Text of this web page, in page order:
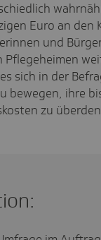
Euro an den
und
sich in der
bewegen, ihre
zu